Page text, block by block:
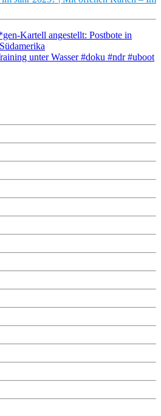
Kartell angestellt: Postbote in
unter Wasser #doku #ndr #uboot